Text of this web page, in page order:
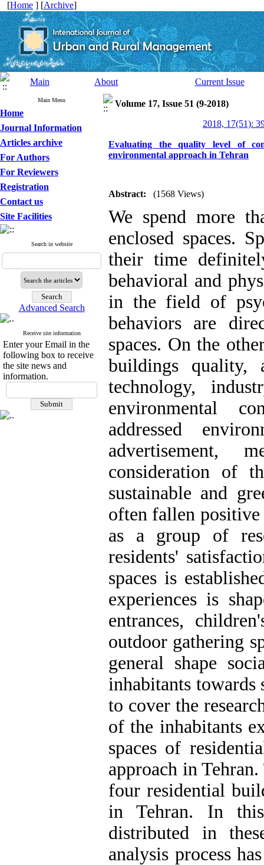
[Home ] [Archive]
Main About Current Issue
Main Menu
Home
Journal Information
Articles archive
For Authors
For Reviewers
Registration
Contact us
Site Facilities
Search in website
Advanced Search
Receive site information
Enter your Email in the
following box to receive
the site news and
information.
Volume 17, Issue 51 (9-2018)
2018, 17(51):
Evaluating the quality level of
environmental approach in Tehran
Abstract: (1568 Views)
We spend more
enclosed spaces.
their time
behavioral and
in the field of
behaviors are
spaces. On the
buildings quality,
technology,
environmental
addressed
advertisement,
consideration of
sustainable and
often fallen
as a group of
residents'
spaces is
experiences is
entrances,
outdoor gathering
general shape
inhabitants
to cover the
of the inhabitants
spaces of
approach in
four residential
in Tehran. In this
distributed in
analysis process